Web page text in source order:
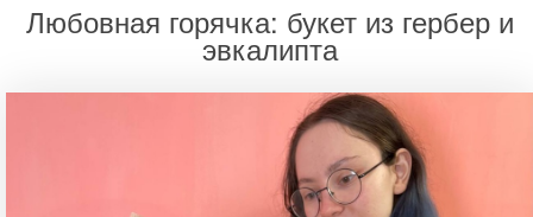
Любовная горячка: букет из гербер и
эвкалипта